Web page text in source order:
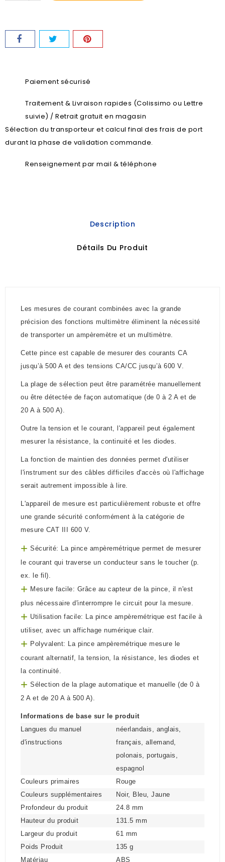
Paiement sécurisé
Traitement & Livraison rapides (Colissimo ou Lettre
suivie) / Retrait gratuit en magasin
Sélection du transporteur et calcul final des frais de port
durant la phase de validation commande.
Renseignement par mail & téléphone
Description
Détails Du Produit
Les mesures de courant combinées avec la grande
précision des fonctions multimètre éliminent la nécessité
de transporter un ampèremètre et un multimètre.
Cette pince est capable de mesurer des courants CA
jusqu’à 500 A et des tensions CA/CC jusqu’à 600 V.
La plage de sélection peut être paramétrée manuellement
ou être détectée de façon automatique (de 0 à 2 A et de
20 A à 500 A).
Outre la tension et le courant, l'appareil peut également
mesurer la résistance, la continuité et les diodes.
La fonction de maintien des données permet d'utiliser
l'instrument sur des câbles difficiles d'accès où l'affichage
serait autrement impossible à lire.
L'appareil de mesure est particulièrement robuste et offre
une grande sécurité conformément à la catégorie de
mesure CAT III 600 V.
+ Sécurité: La pince ampèremétrique permet de mesurer
le courant qui traverse un conducteur sans le toucher (p.
ex. le fil).
+ Mesure facile: Grâce au capteur de la pince, il n'est
plus nécessaire d'interrompre le circuit pour la mesure.
+ Utilisation facile: La pince ampèremétrique est facile à
utiliser, avec un affichage numérique clair.
+ Polyvalent: La pince ampèremétrique mesure le
courant alternatif, la tension, la résistance, les diodes et
la continuité.
+ Sélection de la plage automatique et manuelle (de 0 à
2 A et de 20 A à 500 A).
Informations de base sur le produit
Langues du manuel
d'instructions
néerlandais, anglais,
français, allemand,
polonais, portugais,
espagnol
Couleurs primaires
Rouge
Couleurs supplémentaires
Noir, Bleu, Jaune
Profondeur du produit
24.8 mm
Hauteur du produit
131.5 mm
Largeur du produit
61 mm
Poids Produit
135 g
Matériau
ABS